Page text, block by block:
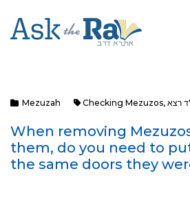
Mezuzah Checking Mezuzos, רצא
When removing
them, do you need to
the same doors they